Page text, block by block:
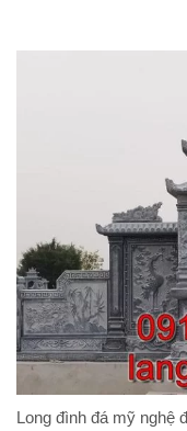
Long đình đá mỹ nghệ